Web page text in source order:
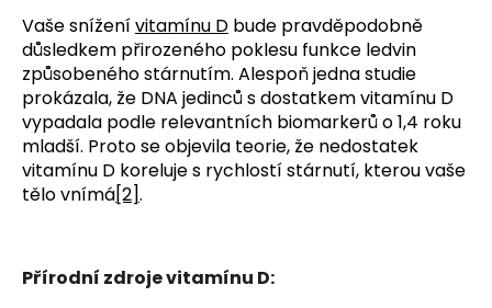
Vaše sníženívitamínu D bude pravděpodobně
důsledkem přirozeného poklesu funkce ledvin
způsobeného stárnutím. Alespoň jedna studie
prokázala, že DNA jedinců s dostatkem vitamínu D
vypadala podle relevantních biomarkerů o 1,4 roku
mladší. Proto se objevila teorie, že nedostatek
vitamínu D koreluje s rychlostí stárnutí, kterou vaše
tělo vnímá[2].
Přírodní zdroje vitamínu D: